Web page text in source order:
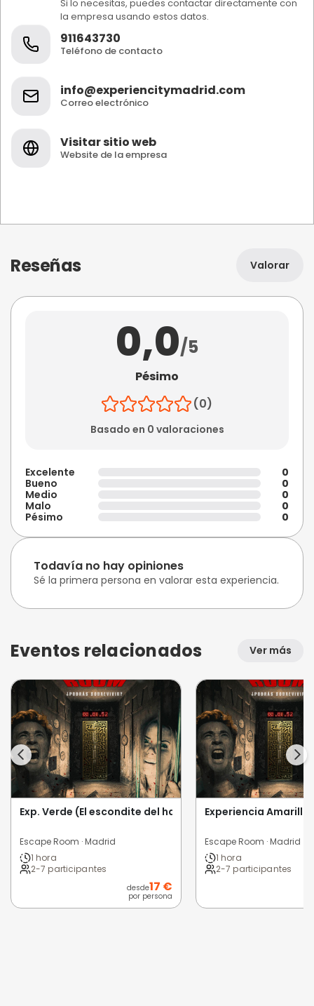
Si lo necesitas, puedes contactar directamente con
la empresa usando estos datos.
911643730
Teléfono de contacto
info@experiencitymadrid.com
Correo electrónico
Visitar sitio web
Website de la empresa
Reseñas Valorar
0,0/5
Pésimo
(0)
Basado en 0 valoraciones
Excelente
0
Bueno
0
Medio
0
Malo
0
Pésimo
0
Todavía no hay opiniones
Sé la primera persona en valorar esta experiencia.
Eventos relacionados Ver más
Exp. Verde (El escondite del hacker)
Escape Room · Madrid
1 hora
2-7 participantes
desde17 €
por persona
Experiencia Amarilla
Escape Room · Madrid
1 hora
2-7 participantes